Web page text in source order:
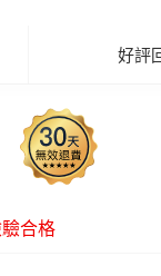
好評
合格